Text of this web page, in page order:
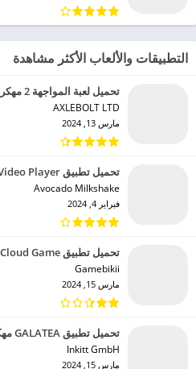
التطبيقات والألعاب الأكثر مشاهدة
تحميل لعبة المواجهة 2 مهكرة للاندرويد 2024
AXLEBOLT LTD‏
مارس 13, 2024
تحميل تطبيق Provid Video Player مهكر للاندرويد 2024
Avocado Milkshake‏
فبراير 4, 2024
تحميل تطبيق Bikii Cloud Game مهكر للاندرويد 2024
Gamebikii‏
مارس 15, 2024
تحميل تطبيق GALATEA مهكر للاندرويد 2024
Inkitt GmbH‏
مارس 15, 2024